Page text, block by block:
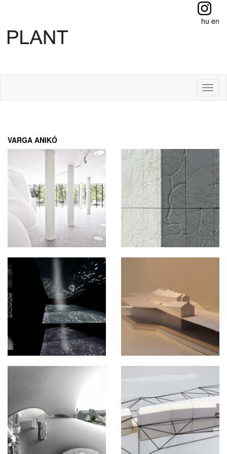
hu en
VARGA ANIKÓ